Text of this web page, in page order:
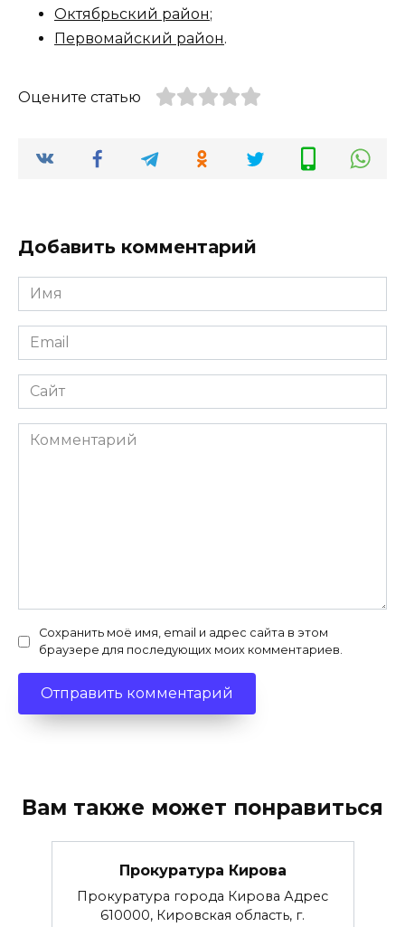
Октябрьский район;
Первомайский район.
Оцените статью
Добавить комментарий
Имя
*
Email
*
Сайт
Комментарий
Сохранить моё имя, email и адрес сайта в этом
браузере для последующих моих комментариев.
Вам также может понравиться
Прокуратура Кирова
Прокуратура города Кирова Адрес
610000, Кировская область, г.